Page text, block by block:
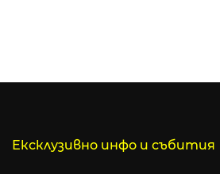
Ексклузивно инфо и събития